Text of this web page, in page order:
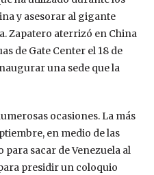
y asesorar al gigante
Zapatero aterrizó en China
de Gate Center el 18 de
una sede que la
ocasiones. La más
en medio de las
sacar de Venezuela al
presidir un coloquio